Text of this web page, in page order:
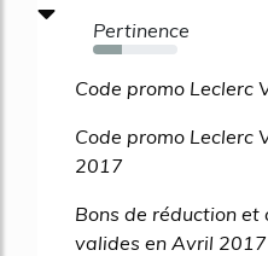
Pertinence
34%
Code promo Leclerc
Code promo Leclerc
2017
Bons de réduction et
valides en Avril 2017